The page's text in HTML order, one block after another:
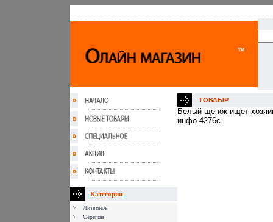
Категории
Литвинов
Серегин
ТОВАЫР
Белый щенок ищет
инфо 4276c.